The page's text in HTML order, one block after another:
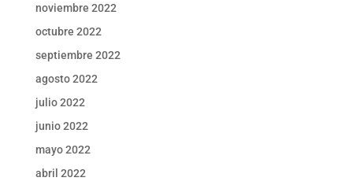
noviembre 2022
octubre 2022
septiembre 2022
agosto 2022
julio 2022
junio 2022
mayo 2022
abril 2022